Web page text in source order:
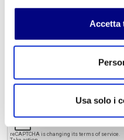
Accetta
Usa solo i
Acconsento al